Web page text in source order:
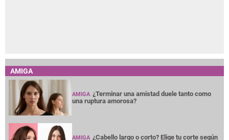
AMIGA
AMIGA ¿Terminar una amistad duele tanto como
una ruptura amorosa?
AMIGA ¿Cabello largo o corto? Elige tu corte según